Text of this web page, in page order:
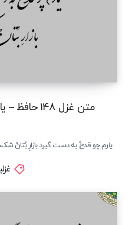
متن غزل ۱۴۸ حافظ – یارم چو قدح به دست گیرد
یارم چو قدحْ به دست گیرد بازارِ